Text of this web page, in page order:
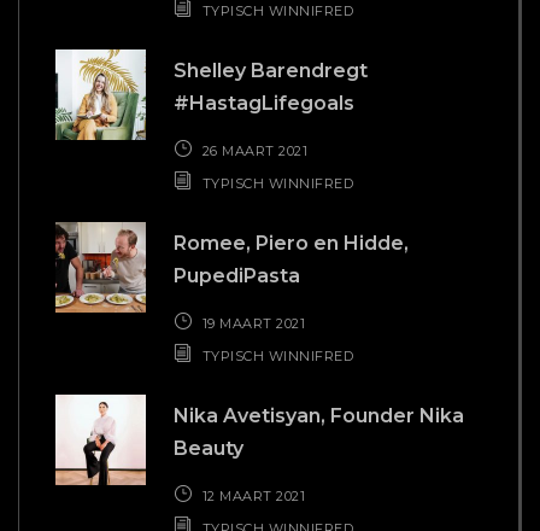
TYPISCH WINNIFRED
Shelley Barendregt
#HastagLifegoals
26 MAART 2021
TYPISCH WINNIFRED
Romee, Piero en Hidde,
PupediPasta
19 MAART 2021
TYPISCH WINNIFRED
Nika Avetisyan, Founder Nika
Beauty
12 MAART 2021